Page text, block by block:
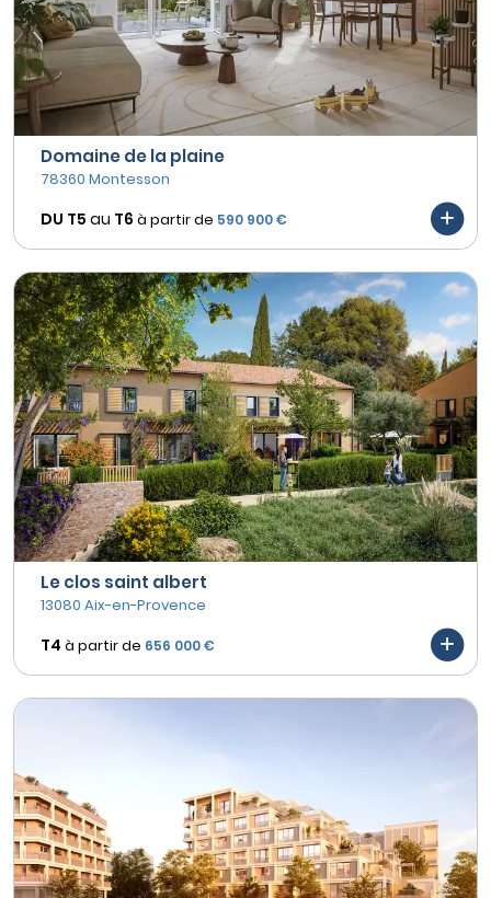
Domaine de la plaine
78360 Montesson
DU T5 au T6 à partir de 590 900 €
Le clos saint albert
13080 Aix-en-Provence
T4 à partir de 656 000 €